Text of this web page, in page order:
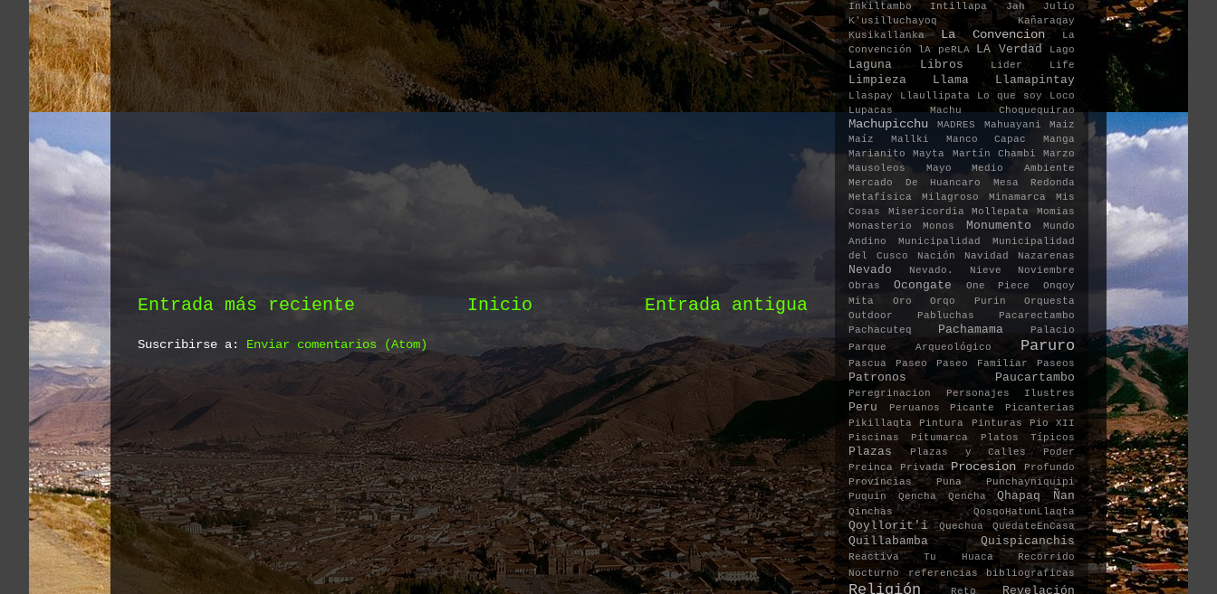
Entrada más reciente Entrada antigua
Inicio
Suscribirse a: Enviar comentarios (Atom)
Inkiltambo
Intillapa Jah
Julio
K'usilluchayoq
Kañaraqay
Kusikallanka
La Convencion
La
Convención
lA peRLA LA Verdad Lago
Laguna Libros Lider Life
Limpieza Llama Llamapintay
Llaspay Llaullipata Lo que soy
Loco
Lupacas
Machu Choquequirao
Machupicchu MADRES Mahuayani
Maiz
Maíz
Mallki Manco Capac
Manga
Marianito Mayta
Martín Chambi
Marzo
Mausoleos
Mayo
Medio Ambiente
Mercado De Huancaro
Mesa Redonda
Metafísica
Milagroso Minamarca
Mis
Cosas
Misericordia Mollepata
Momias
Monasterio
Monos Monumento
Mundo
Andino
Municipalidad
Municipalidad
del Cusco
Nación Navidad Nazarenas
Nevado Nevado. Nieve
Noviembre
Obras
Ocongate One Piece
Onqoy
Mita
Oro Orqo Purin
Orquesta
Outdoor
Pabluchas
Pacarectambo
Pachacuteq
Pachamama
Palacio
Parque Arqueológico
Paruro
Pascua Paseo Paseo Familiar Paseos
Patronos Paucartambo
Peregrinacion Personajes Ilustres
Peru Peruanos Picante
Picanterias
Pikillaqta
Pintura Pinturas
Pio XII
Piscinas
Pitumarca Platos Típicos
Plazas Plazas y Calles
Poder
Preinca
Privada Procesion
Profundo
Provincias
Puna
Punchayniquipi
Puquin
Qencha Qencha Qhapaq Ñan
Qinchas QosqoHatunLlaqta
Qoyllorit'i Quechua QuedateEnCasa
Quillabamba Quispicanchis
Reactiva Tu Huaca
Recorrido
Nocturno
referencias bibliograficas
Religión Reto Revelación